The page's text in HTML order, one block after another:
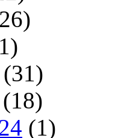
(31)
(18)
(1)